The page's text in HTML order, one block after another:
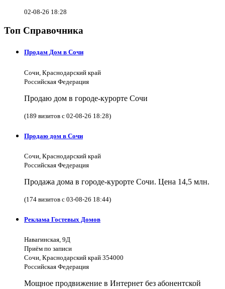
02-08-26 18:28
Топ Справочника
Продам Дом в Сочи
Сочи, Краснодарский край
Российская Федерация
Продаю дом в городе-курорте Сочи
(189 визитов с 02-08-26 18:28)
Продаю дом в Сочи
Сочи, Краснодарский край
Российская Федерация
Продажа дома в городе-курорте Сочи. Цена 14,5 млн.
(174 визитов с 03-08-26 18:44)
Реклама Гостевых Домов
Навагинская, 9Д
Приём по записи
Сочи, Краснодарский край 354000
Российская Федерация
Мощное продвижение в Интернет без абонентской